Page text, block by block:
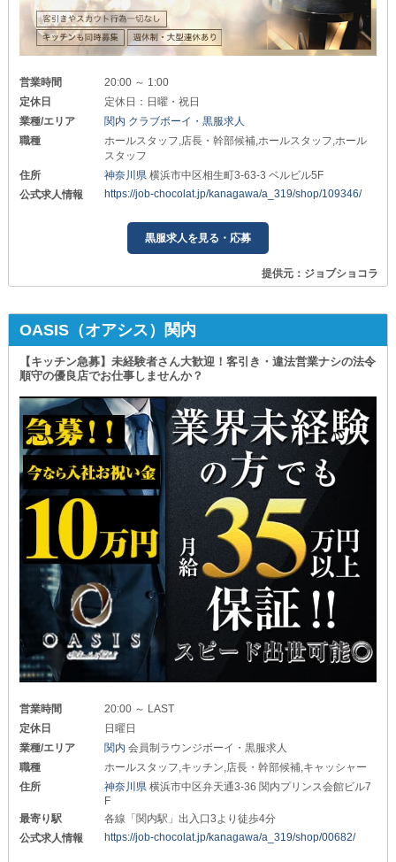
営業時間
20:00 ～ 1:00
定休日
定休日：日曜・祝日
業種/エリア
関内 クラブボーイ・黒服求人
職種
ホールスタッフ,店長・幹部候補,ホールスタッフ,ホール
スタッフ
住所
神奈川県横浜市中区相生町3-63-3 ベルビル5F
公式求人情報
https://job-chocolat.jp/kanagawa/a_319/shop/109346/
黒服求人を見る・応募
提供元：ジョブショコラ
OASIS（オアシス）関内
【キッチン急募】未経験者さん大歓迎！客引き・違法営業ナシの法令
順守の優良店でお仕事しませんか？
営業時間
20:00 ～ LAST
定休日
日曜日
業種/エリア
関内会員制ラウンジボーイ・黒服求人
職種
ホールスタッフ,キッチン,店長・幹部候補,キャッシャー
住所
神奈川県横浜市中区弁天通3-36 関内プリンス会館ビル7
F
最寄り駅
各線「関内駅」出入口3より徒歩4分
公式求人情報
https://job-chocolat.jp/kanagawa/a_319/shop/00682/